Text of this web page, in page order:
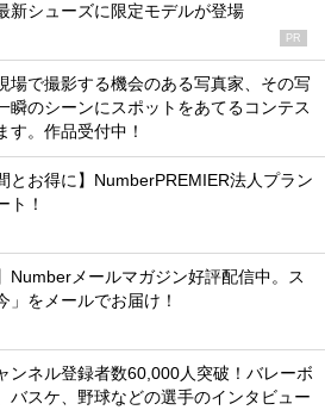
新シューズに限定モデルが登場
PR
場で撮影する機会のある写真家、その写
瞬のシーンにスポットをあてるコンテス
す。作品受付中！
とお得に】NumberPREMIER法人プラン
ト！
Numberメールマガジン好評配信中。ス
」をメールでお届け！
ンネル登録者数60,000人突破！バレーボ
バスケ、野球などの選手のインタビュー